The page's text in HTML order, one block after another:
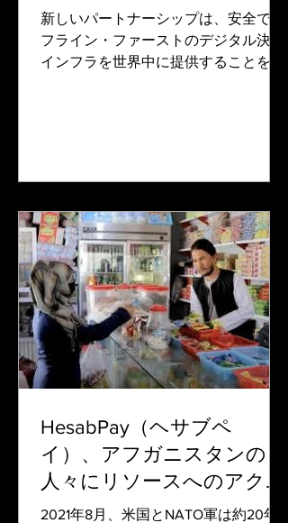
ナーシップを発表
新しいパートナーシップは、安全でオ
フライン・ファーストのデジタル決済
インフラを世界中に提供することを目
HesabPay（ヘサブペ
イ）、アフガニスタンの
人々にリソースへのアクセ
スを与える
2021年8月、米国とNATO軍は約20年